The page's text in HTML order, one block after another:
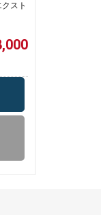
スト